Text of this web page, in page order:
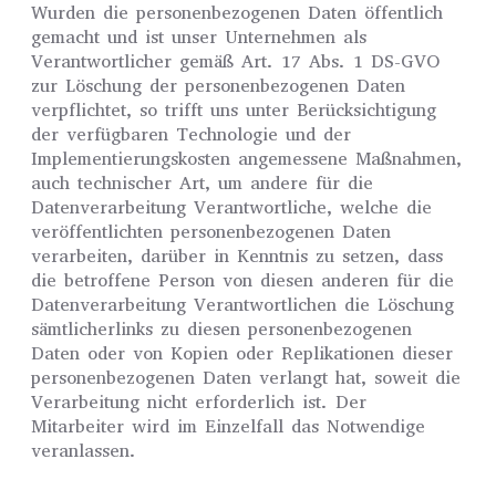
Wurden die personenbezogenen Daten öffentlich
gemacht und ist unser Unternehmen als
Verantwortlicher gemäß Art. 17 Abs. 1 DS-GVO
zur Löschung der personenbezogenen Daten
verpflichtet, so trifft uns unter Berücksichtigung
der verfügbaren Technologie und der
Implementierungskosten angemessene Maßnahmen,
auch technischer Art, um andere für die
Datenverarbeitung Verantwortliche, welche die
veröffentlichten personenbezogenen Daten
verarbeiten, darüber in Kenntnis zu setzen, dass
die betroffene Person von diesen anderen für die
Datenverarbeitung Verantwortlichen die Löschung
sämtlicherlinks zu diesen personenbezogenen
Daten oder von Kopien oder Replikationen dieser
personenbezogenen Daten verlangt hat, soweit die
Verarbeitung nicht erforderlich ist. Der
Mitarbeiter wird im Einzelfall das Notwendige
veranlassen.